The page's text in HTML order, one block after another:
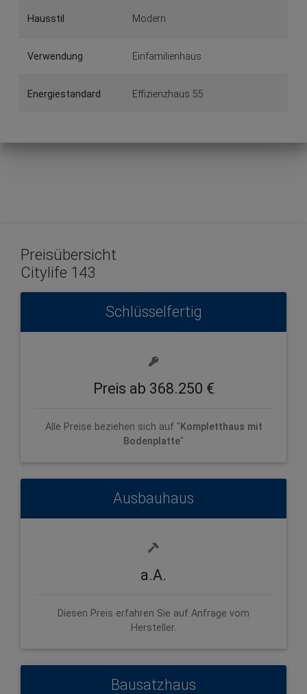
Hausstil Modern
Verwendung Einfamilienhaus
Energiestandard Effizienzhaus 55
Preisübersicht
Citylife 143
Schlüsselfertig
Preis ab 368.250 €
Alle Preise beziehen sich auf " Kompletthaus mit
Bodenplatte"
Ausbauhaus
a.A.
Diesen Preis erfahren Sie auf Anfrage vom
Hersteller.
Bausatzhaus